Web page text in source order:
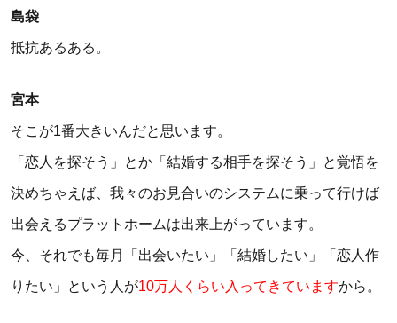
島袋
抵抗あるある。
宮本
そこが1番大きいんだと思います。
「恋人を探そう」とか「結婚する相手を探そう」と覚悟を
決めちゃえば、我々のお見合いのシステムに乗って行けば
出会えるプラットホームは出来上がっています。
今、それでも毎月「出会いたい」「結婚したい」「恋人作
りたい」という人が10万人くらい入ってきていますから。